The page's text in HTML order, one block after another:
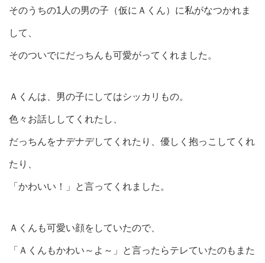
そのうちの1人の男の子（仮にＡくん）に私がなつかれま
して、
そのついでにだっちんも可愛がってくれました。
Ａくんは、男の子にしてはシッカリもの。
色々お話ししてくれたし、
だっちんをナデナデしてくれたり、優しく抱っこしてくれ
たり、
「かわいい！」と言ってくれました。
Ａくんも可愛い顔をしていたので、
「Ａくんもかわい～よ～」と言ったらテレていたのもまた